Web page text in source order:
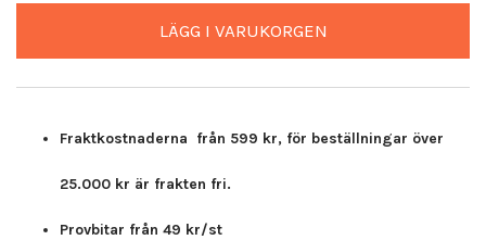
LÄGG I VARUKORGEN
Fraktkostnaderna från 599 kr, för beställningar över
25.000 kr är frakten fri.
Provbitar från 49 kr/st